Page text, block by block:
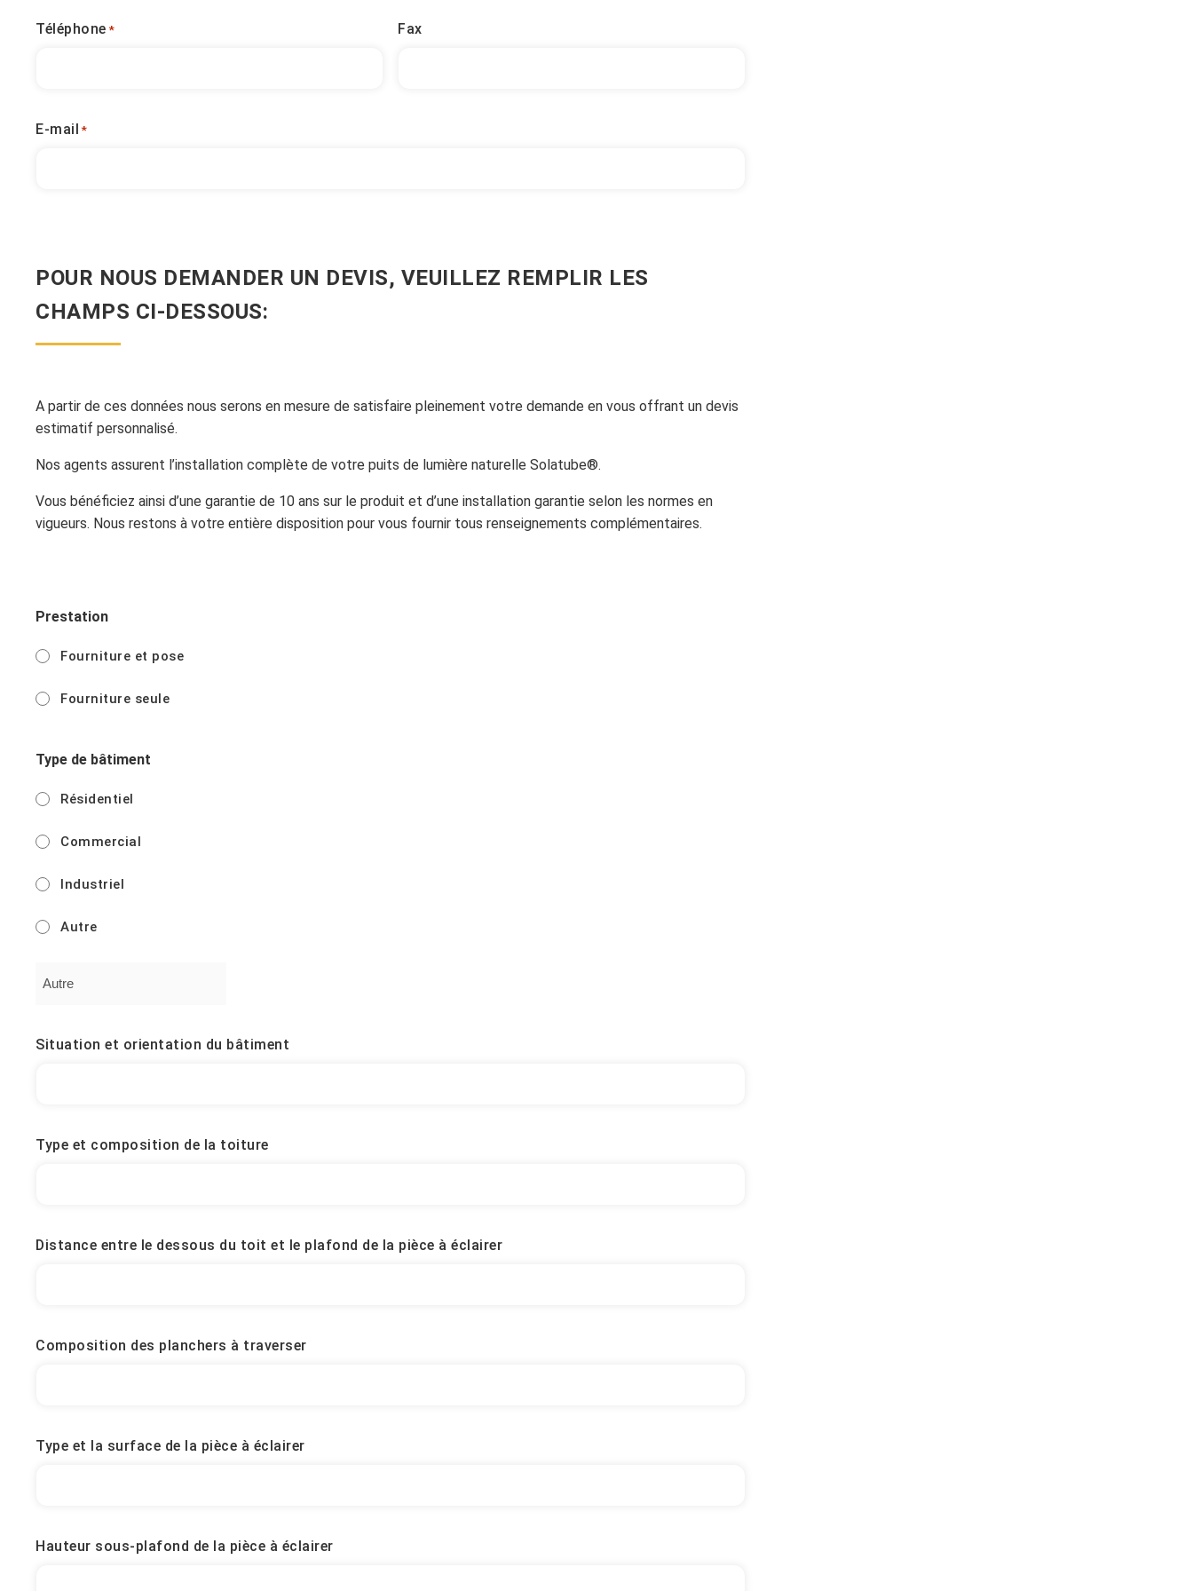
Téléphone * Fax
E-mail *
POUR NOUS DEMANDER UN DEVIS, VEUILLEZ REMPLIR LES
CHAMPS CI-DESSOUS:
A partir de ces données nous serons en mesure de satisfaire pleinement votre demande en vous offrant un devis
estimatif personnalisé.
Nos agents assurent l’installation complète de votre puits de lumière naturelle Solatube®.
Vous bénéficiez ainsi d’une garantie de 10 ans sur le produit et d’une installation garantie selon les normes en
vigueurs. Nous restons à votre entière disposition pour vous fournir tous renseignements complémentaires.
Prestation
Fourniture et pose
Fourniture seule
Type de bâtiment
Résidentiel
Commercial
Industriel
Autre
Situation et orientation du bâtiment
Type et composition de la toiture
Distance entre le dessous du toit et le plafond de la pièce à éclairer
Composition des planchers à traverser
Type et la surface de la pièce à éclairer
Hauteur sous-plafond de la pièce à éclairer